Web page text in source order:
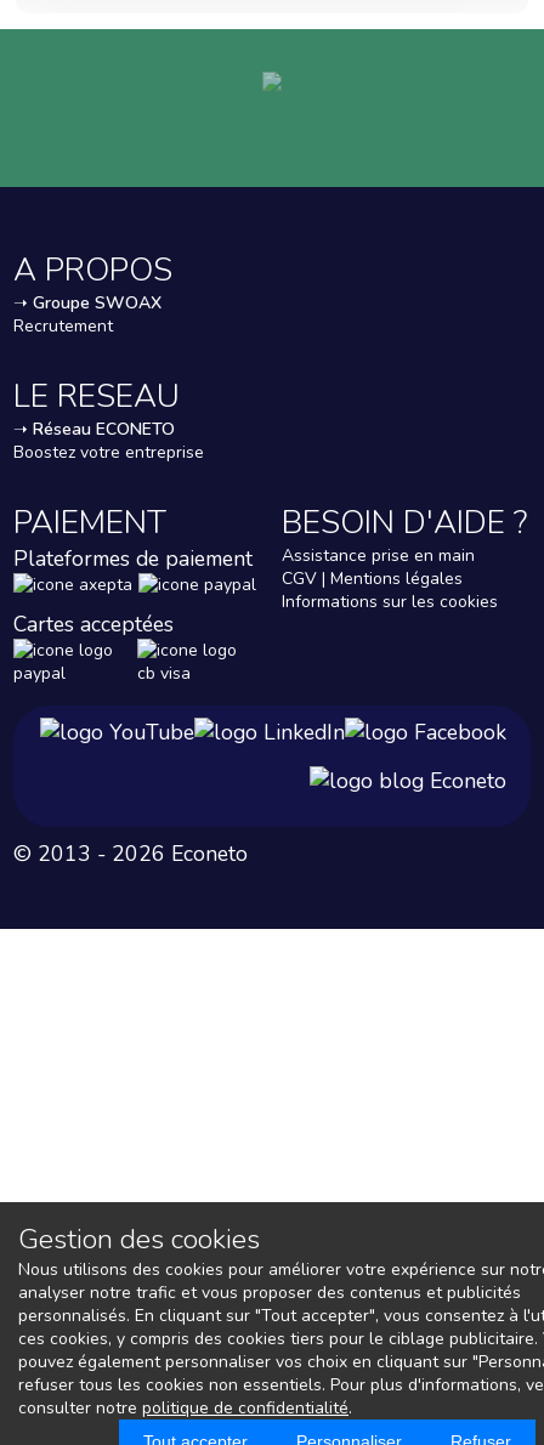
Gestion des cookies
Nous utilisons des cookies pour améliorer votre expérience sur
analyser notre trafic et vous proposer des contenus et publicités
personnalisés. En cliquant sur "Tout accepter", vous consentez à
ces cookies, y compris des cookies tiers pour le ciblage publicitaire.
pouvez également personnaliser vos choix en cliquant sur
refuser tous les cookies non essentiels. Pour plus d'informations,
consulter notre politique de confidentialité.
A PROPOS
➝ Groupe SWOAX
Recrutement
LE RESEAU
➝ Réseau ECONETO
Boostez votre entreprise
PAIEMENT
Plateformes de paiement
Cartes acceptées
BESOIN D'AIDE ?
Assistance prise en main
CGV | Mentions légales
Informations sur les cookies
© 2013 - 2026 Econeto